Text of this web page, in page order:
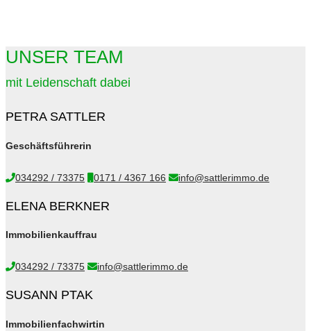
UNSER TEAM
mit Leidenschaft dabei
PETRA SATTLER
Geschäftsführerin
034292 / 73375 0171 / 4367 166 info@sattlerimmo.de
ELENA BERKNER
Immobilienkauffrau
034292 / 73375 info@sattlerimmo.de
SUSANN PTAK
Immobilienfachwirtin